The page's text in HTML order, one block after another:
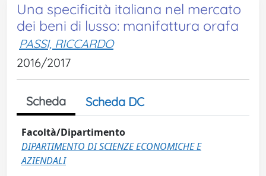
Una specificità italiana nel mercato
dei beni di lusso: manifattura orafa
PASSI, RICCARDO
2016/2017
Scheda Scheda DC
Facoltà/Dipartimento
DIPARTIMENTO DI SCIENZE ECONOMICHE E
AZIENDALI